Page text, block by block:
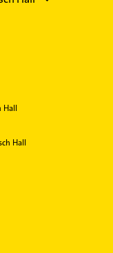
Hall
Hall